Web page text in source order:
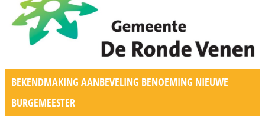
BEKENDMAKING AANBEVELING BENOEMING NIEUWE
BURGEMEESTER